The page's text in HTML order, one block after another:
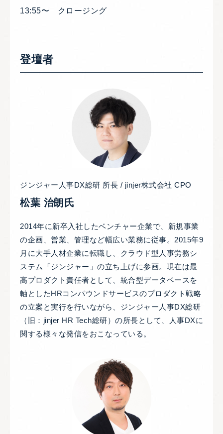
13:55〜 クロージング
登壇者
ジンジャー人事DX総研 所長 / jinjer株式会社 CPO
松葉 治朗氏
2014年に新卒入社したベンチャー企業で、新規事業
の企画、営業、管理など幅広い業務に従事。2015年9
月に大手人材企業に転職し、クラウド型人事労務シ
ステム「ジンジャー」の立ち上げに参画。現在は最
高プロダクト責任者として、統合型データベースを
軸としたHRコンパウンドサービスのプロダクト戦略
の立案と実行を行いながら、ジンジャー人事DX総研
（旧：jinjer HR Tech総研）の所長として、人事DXに
関する様々な発信をおこなっている。